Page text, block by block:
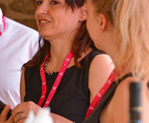
obuhvaćala i istočnu obalu
Kvarner u Opatiji
na putovanje kroz vrijeme.
po javnim
pa sve do samih soba.